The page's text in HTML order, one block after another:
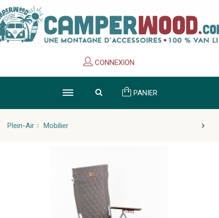
CONNEXION
PANIER
Plein-Air Mobilier
Cookies management panel